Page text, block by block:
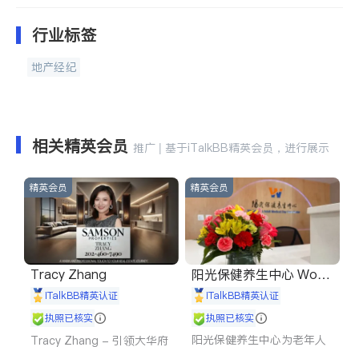
行业标签
地产经纪
相关精英会员 推广 | 基于iTalkBB精英会员，进行展示
精英会员
Tracy Zhang
iTalkBB精英认证
执照已核实
Tracy Zhang - 引领大华府
精英会员
阳光保健养生中心 World
shine
iTalkBB精英认证
执照已核实
阳光保健养生中心为老年人